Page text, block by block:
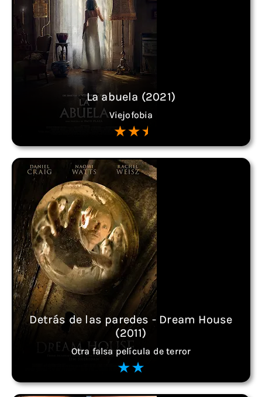
La abuela (2021)
Viejofobia
Detrás de las paredes - Dream House
(2011)
Otra falsa película de terror